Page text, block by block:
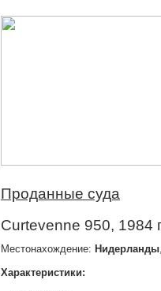
Проданные суда
Curtevenne 950, 1984
Местонахождение: Нидерланды
Характеристики: